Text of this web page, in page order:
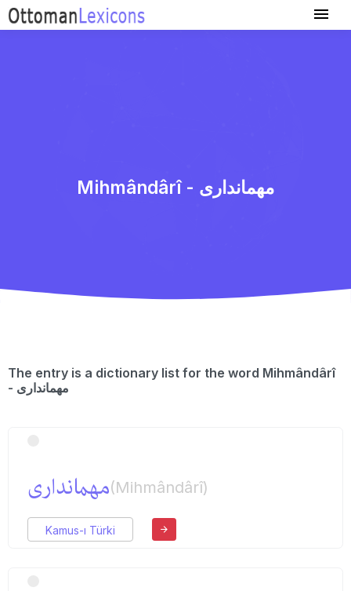
Mihmândârî - مهمانداری
The entry is a dictionary list for the word Mihmândârî
- مهمانداری
مهمانداری(Mihmândârî)
Kamus-ı Türki